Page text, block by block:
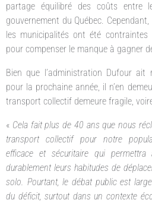
partage équilibré des coûts entre
gouvernement du Québec.
les municipalités ont été contraintes
pour compenser le manque à gagner
Bien que l’administration Dufour ait
pour la prochaine année, il n’en
transport collectif demeure fragile,
« Cela fait plus de 40 ans que nous
transport collectif pour notre
efficace et sécuritaire qui
durablement leurs habitudes de
solo. Pourtant, le débat public est
du déficit, surtout dans un contexte